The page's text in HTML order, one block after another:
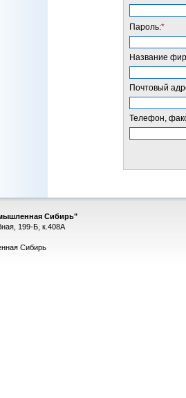
Пароль:*
Название
Почтовый
Телефон,
Сибирь"
199-Б, к.408А
Сибирь